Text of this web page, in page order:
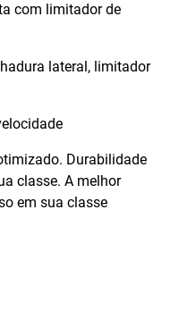
com limitador de
lateral, limitador
Durabilidade
classe. A melhor
em sua classe